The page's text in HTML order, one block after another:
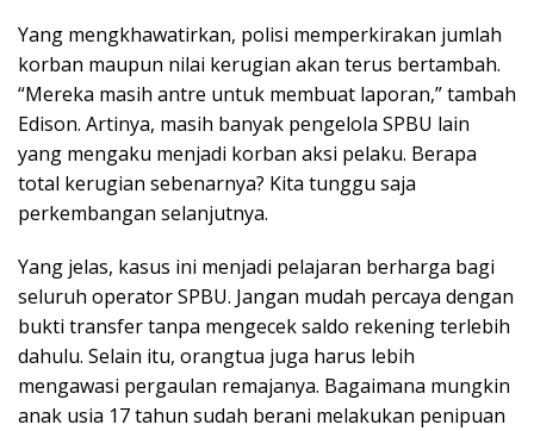
Yang mengkhawatirkan, polisi memperkirakan jumlah
korban maupun nilai kerugian akan terus bertambah.
“Mereka masih antre untuk membuat laporan,” tambah
Edison. Artinya, masih banyak pengelola SPBU lain
yang mengaku menjadi korban aksi pelaku. Berapa
total kerugian sebenarnya? Kita tunggu saja
perkembangan selanjutnya.
Yang jelas, kasus ini menjadi pelajaran berharga bagi
seluruh operator SPBU. Jangan mudah percaya dengan
bukti transfer tanpa mengecek saldo rekening terlebih
dahulu. Selain itu, orangtua juga harus lebih
mengawasi pergaulan remajanya. Bagaimana mungkin
anak usia 17 tahun sudah berani melakukan penipuan